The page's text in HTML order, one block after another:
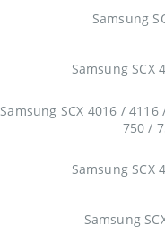
Samsung
Samsung SCX
Samsung SCX 4016 /
750 /
Samsung SCX
Samsung